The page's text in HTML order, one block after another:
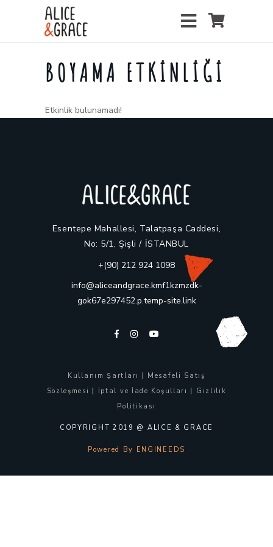
BOYAMA ETKINLIĞI
Etkinlik bulunamadı!
Esentepe Mahallesi, Talatpaşa Caddesi,
No: 5/1, Şişli / İSTANBUL
+(90) 212 924 1098
info@aliceandgrace.kmf1kzmzdk-
gok67e297452.p.temp-site.link
Kullanım Şartları
Mesafeli Satış
Sözleşmesi
İptal ve İade Koşulları
Gizlilik
Politikası
COPYRIGHT 2019 @ ALICE & GRACE
Powered By ENGINEEDS